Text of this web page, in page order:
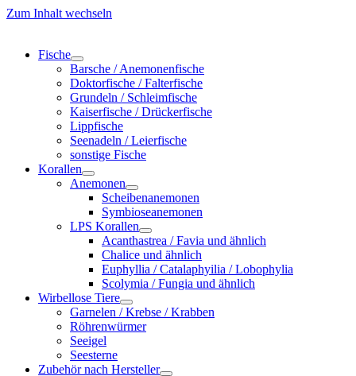
Zum Inhalt wechseln
Fische
Barsche / Anemonenfische
Doktorfische / Falterfische
Grundeln / Schleimfische
Kaiserfische / Drückerfische
Lippfische
Seenadeln / Leierfische
sonstige Fische
Korallen
Anemonen
Scheibenanemonen
Symbioseanemonen
LPS Korallen
Acanthastrea / Favia und ähnlich
Chalice und ähnlich
Euphyllia / Catalaphyilia / Lobophylia
Scolymia / Fungia und ähnlich
Wirbellose Tiere
Garnelen / Krebse / Krabben
Röhrenwürmer
Seeigel
Seesterne
Zubehör nach Hersteller